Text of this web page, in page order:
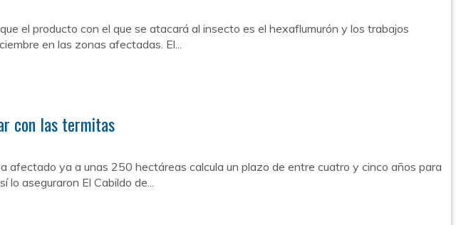
el producto con el que se atacará al insecto es el hexaflumurón y los trabajos
en las zonas afectadas. El...
con las termitas
afectado ya a unas 250 hectáreas calcula un plazo de entre cuatro y cinco años para
lo aseguraron El Cabildo de...